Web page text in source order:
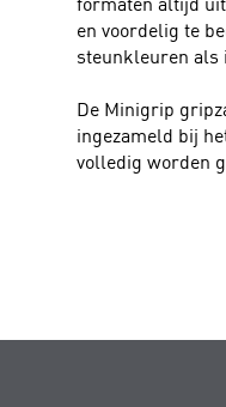
en voordelig te
steunkleuren als
De Minigrip
ingezameld bij
volledig worden